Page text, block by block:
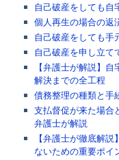
自己破産をしても自
個人再生の場合の返
自己破産をしても手
自己破産を申し立て
【弁護士が解説】
解決までの全工程
債務整理の種類と手
支払督促が来た場合
弁護士が解説
【弁護士が徹底解
ないための重要ポイ